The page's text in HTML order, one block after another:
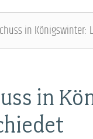
in
in